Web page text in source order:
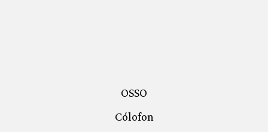
OSSO
Cólofon